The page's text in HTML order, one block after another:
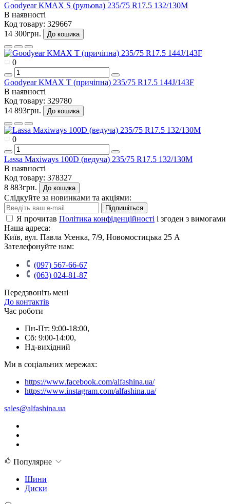
Goodyear KMAX S (рульова) 235/75 R17.5 132/130M
В наявності
Код товару: 329667
14 300грн.
До кошика
0
Goodyear KMAX T (причіпна) 235/75 R17.5 144J/143F
В наявності
Код товару: 329780
14 893грн.
До кошика
0
Lassa Maxiways 100D (ведуча) 235/75 R17.5 132/130M
В наявності
Код товару: 378327
8 883грн.
До кошика
Слідкуйте за новинками та акціями:
Підпишіться
Я прочитав Політика конфіденційності і згоден з вимогами
Наша адреса:
Київ, вул. Павла Усенка, 7/9, Новомостицька 25 А
Зателефонуйте нам:
(097) 567-66-67
(063) 024-81-87
Передзвоніть мені
До контактів
Час роботи
Пн-Пт: 9:00-18:00,
Сб: 9:00-14:00,
Нд-вихідний
Ми в соціальних мережах:
https://www.facebook.com/alfashina.ua/
https://www.instagram.com/alfashina.ua/
sales@alfashina.ua
Популярне
Шини
Диски